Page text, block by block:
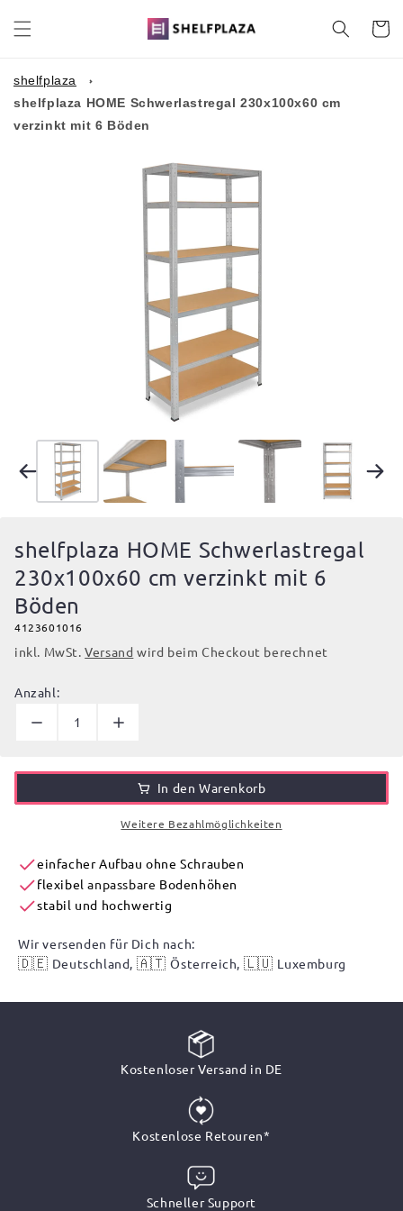
zum
Inhalt
shelfplaza
shelfplaza HOME Schwerlastregal 230x100x60 cm
verzinkt mit 6 Böden
shelfplaza HOME Schwerlastregal
230x100x60 cm verzinkt mit 6
Böden
4123601016
inkl. MwSt.Versand wird beim Checkout berechnet
Anzahl:
In den Warenkorb
Weitere Bezahlmöglichkeiten
einfacher Aufbau ohne Schrauben
flexibelanpassbare Bodenhöhen
stabil und hochwertig
Wir versenden für Dich nach:
🇩🇪 Deutschland, 🇦🇹Österreich, 🇱🇺 Luxemburg
Kostenloser Versand in DE
Kostenlose Retouren*
Schneller Support